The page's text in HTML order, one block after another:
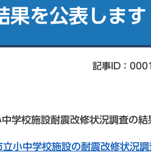
果を公表します
記事ID：
学校施設耐震改修状況調査の結
立小中学校施設の耐震改修状況